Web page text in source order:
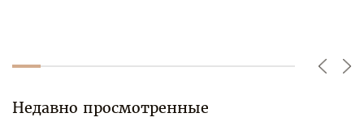
Недавно просмотренные